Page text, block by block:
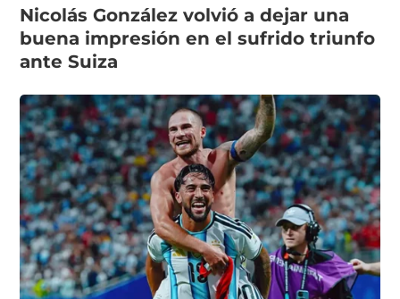
Nicolás González volvió a dejar una
buena impresión en el sufrido triunfo
ante Suiza